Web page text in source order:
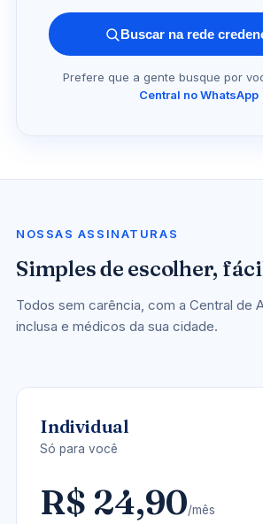
Buscar na rede
Prefere que a gente busque por
Central no WhatsApp
NOSSAS ASSINATURAS
Simples de escolher,
Todos sem carência, com a Central de
inclusa e médicos da sua cidade.
Individual
Só para você
R$ 24,90/mês